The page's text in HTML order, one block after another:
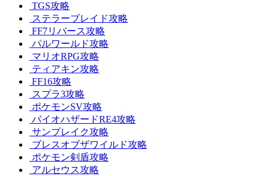
TGS攻略
ステラーブレイド攻略
FF7リバース攻略
パルワールド攻略
マリオRPG攻略
ティアキン攻略
FF16攻略
スプラ3攻略
ポケモンSV攻略
バイオハザードRE4攻略
サンブレイク攻略
ブレスオブザワイルド攻略
ポケモン剣盾攻略
アルセウス攻略